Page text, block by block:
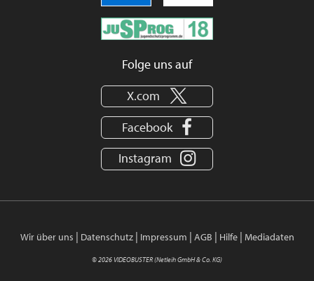
Folge uns auf
X.com
Facebook
Instagram
Wir über uns | Datenschutz| Impressum | AGB | Hilfe| Mediadaten
© 2026 VIDEOBUSTER (Netleih GmbH & Co. KG)